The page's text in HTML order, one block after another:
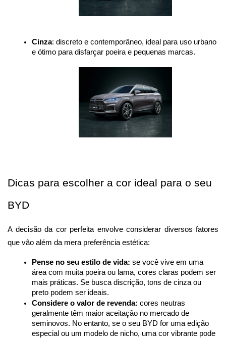
Cinza: discreto e contemporâneo, ideal para uso urbano
e ótimo para disfarçar poeira e pequenas marcas.
Dicas para escolher a cor ideal para o seu
BYD
A decisão da cor perfeita envolve considerar diversos fatores
que vão além da mera preferência estética:
Pense no seu estilo de vida: se você vive em uma
área com muita poeira ou lama, cores claras podem ser
mais práticas. Se busca discrição, tons de cinza ou
preto podem ser ideais.
Considere o valor de revenda: cores neutras
geralmente têm maior aceitação no mercado de
seminovos. No entanto, se o seu BYD for uma edição
especial ou um modelo de nicho, uma cor vibrante pode